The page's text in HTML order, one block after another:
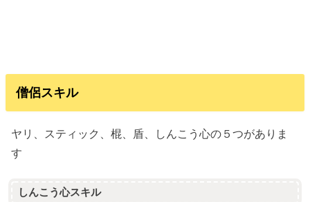
僧侶スキル
ヤリ、スティック、棍、盾、しんこう心の５つがありま
す
しんこう心スキル